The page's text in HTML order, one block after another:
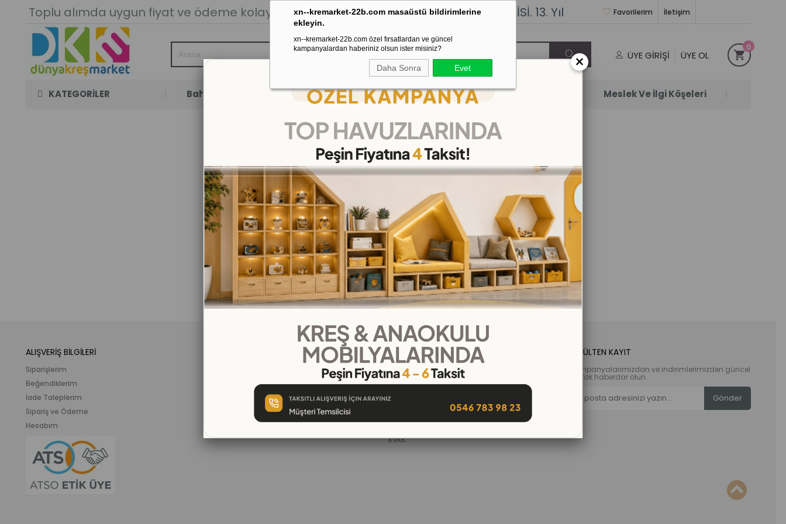
xn--kremarket-22b.com masaüstü bildirimlerine
ekleyin.
xn--kremarket-22b.com özel fırsatlardan ve güncel
kampanyalardan haberiniz olsun ister misiniz?
Daha Sonra Evet
Toplu alımda uygun fiyat ve ödeme kolaylığı. Stoktan Gönderim.% 100İADEGARANTİSİ. 13. Yıl İletişim
Favorilerim
ÜYE GIRIŞI ÜYE OL
0
KATEGORİLER Bahçe Oyun Odası Kaydırak Salıncak Tahterevalli Çok Satanlar Meslek Ve İlgi Köşeleri
ALIŞVERİŞ BİLGİLERİ
Siparişlerim
Beğendiklerim
İade Taleplerim
Sipariş ve Ödeme
Hesabım
Meslek ve İlgi Köşeleri
Eğitici Plastik Oyuncak
KURUMSAL
Hakkımızda
İletişim
Banka Hesap Numaraları
Gizlilik ve Güvenlik
Garanti ve İade
KVKK
E-BÜLTEN KAYIT
Kampanyalarımızdan ve indirimlerimizden güncel
olarak haberdar olun.
Gönder
×